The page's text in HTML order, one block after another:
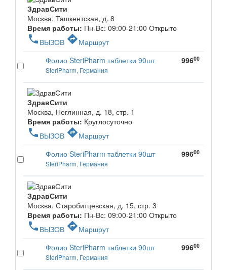
ЗдравСити
Москва, Ташкентская, д. 8
Время работы: Пн-Вс: 09:00-21:00 Открыто
phone ВЫЗОВ directionsМаршрут
Фолио SteriPharm таблетки 90шт
SteriPharm, Германия
99600
ЗдравСити
Москва, Неглинная, д. 18, стр. 1
Время работы: Круглосуточно
phone ВЫЗОВ directionsМаршрут
Фолио SteriPharm таблетки 90шт
SteriPharm, Германия
99600
ЗдравСити
Москва, Старобитцевская, д. 15, стр. 3
Время работы: Пн-Вс: 09:00-21:00 Открыто
phone ВЫЗОВ directionsМаршрут
Фолио SteriPharm таблетки 90шт
SteriPharm, Германия
99600